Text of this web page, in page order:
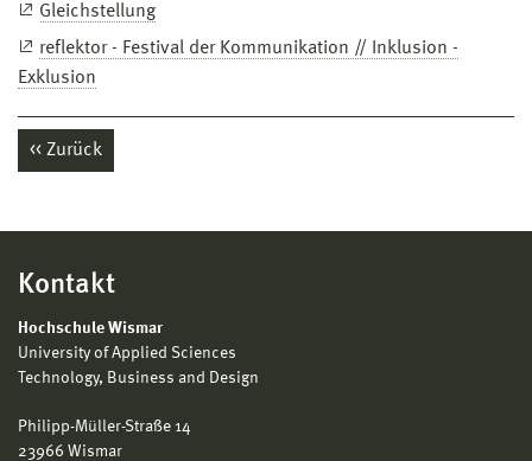
Gleichstellung
reflektor - Festival der Kommunikation // Inklusion -
Exklusion
Zurück
Kontakt
Hochschule Wismar
University of Applied Sciences
Technology, Business and Design
Philipp-Müller-Straße 14
23966 Wismar